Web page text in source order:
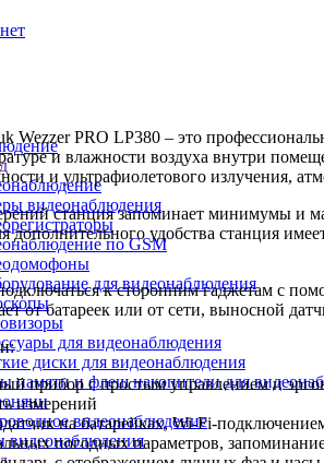
видеонаблюдения
по GSM
для видеонаблюдения
для видеонаблюдения
диски для видеонаблюдения
памяти и флеш накопители для
видеонаблюдение
видеонаблюдения
Wezzer PRO LP380 – это
и влажности воздуха внутри
и ультрафиолетового излучения,
станция запоминает минимумы и
дополнительного удобства станция
к сторонним гаджетам с
от батареек или от сети, выносной
прибор с простым управлением и
измерений
на батарейках, Wi-Fi-
погодных параметров,